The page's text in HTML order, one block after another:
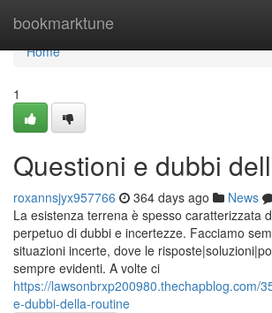
bookmarktune
Home
Home
1
Questioni e dubbi
roxannsjyx957766 364 days ago News
La esistenza terrena è spesso caratterizzata
perpetuo di dubbi e incertezze. Facciamo
situazioni incerte, dove le
sempre evidenti. A volte ci
https://lawsonbrxp200980.thechapblog.com/
e-dubbi-della-routine